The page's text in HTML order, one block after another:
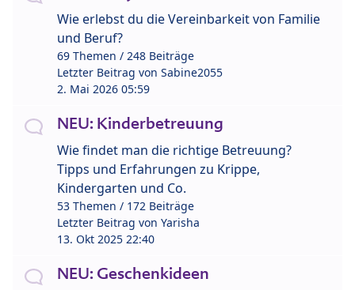
Wie erlebst du die Vereinbarkeit von Familie
und Beruf?
69 Themen / 248 Beiträge
Letzter Beitrag von Sabine2055
2. Mai 2026 05:59
NEU: Kinderbetreuung
Wie findet man die richtige Betreuung?
Tipps und Erfahrungen zu Krippe,
Kindergarten und Co.
53 Themen / 172 Beiträge
Letzter Beitrag von Yarisha
13. Okt 2025 22:40
NEU: Geschenkideen